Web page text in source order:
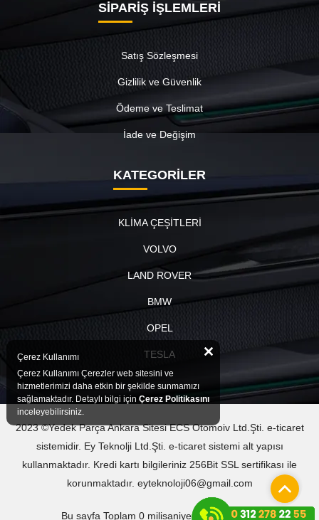
SİPARİŞ İŞLEMLERİ
Satış Sözleşmesi
Gizlilik ve Güvenlik
Ödeme ve Teslimat
İade ve Değişim
KATEGORİLER
KLİMA ÇEŞİTLERİ
VOLVO
LAND ROVER
BMW
OPEL
TESLA
2023 ©Yedek Parça Ankara Sitesi ECS Otomoiv Ltd.Şti. e-ticaret
sistemidir. Ey Teknolji Ltd.Şti. e-ticaret sistemi alt yapısı
kullanmaktadır. Kredi kartı bilgileriniz 256Bit SSL sertifikası ile
korunmaktadır. eyteknoloji06@gmail.com
Bu sayfa Toplam 0 milisaniyede oluşturuldu.
Çerez Kullanımı
Çerez Kullanımı Çerezler web sitesini ve
hizmetlerimizi daha etkin bir şekilde sunmamızı
sağlamaktadır. Detaylı bilgi için Çerez Politikasını
inceleyebilirsiniz.